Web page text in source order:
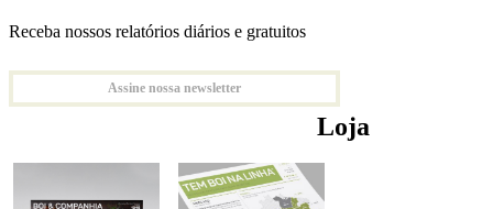
Receba nossos relatórios diários e gratuitos
Assine nossa newsletter
Loja